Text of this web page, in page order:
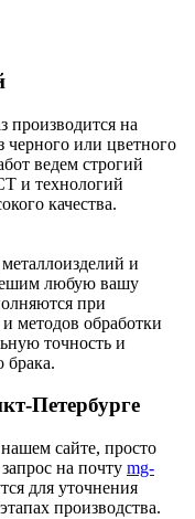
производится на
черного или цветного
ведем строгий
и технологий
качества.
и
любую вашу
при
методов обработки
точность и
брака.
Петербурге
сайте, просто
на почту mg-
для уточнения
производства.